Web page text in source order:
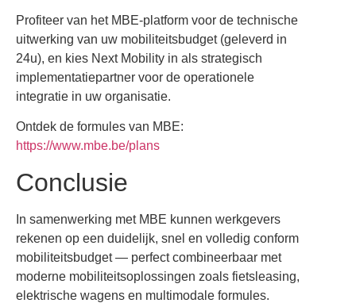
Profiteer van het MBE-platform voor de technische
uitwerking van uw mobiliteitsbudget (geleverd in
24u), en kies Next Mobility in als strategisch
implementatiepartner voor de operationele
integratie in uw organisatie.
Ontdek de formules van MBE:
https://www.mbe.be/plans
Conclusie
In samenwerking met MBE kunnen werkgevers
rekenen op een duidelijk, snel en volledig conform
mobiliteitsbudget — perfect combineerbaar met
moderne mobiliteitsoplossingen zoals fietsleasing,
elektrische wagens en multimodale formules.